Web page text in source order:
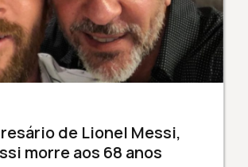
de Lionel Messi,
morre aos 68 anos